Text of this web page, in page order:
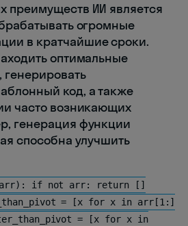
преимуществ ИИ является
огромные
в кратчайшие сроки.
оптимальные
код, а также
часто возникающих
генерация функции
способна улучшить
if not arr: return []
= [x for x in arr[1:]
= [x for x in